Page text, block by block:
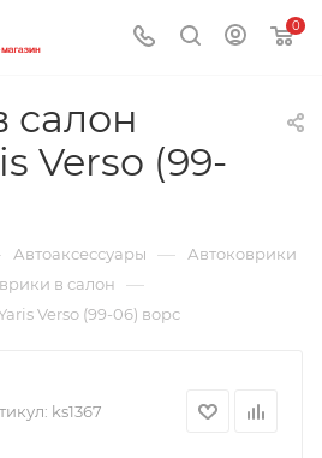
0
салон
Verso (99-
Автоаксессуары — Автоковрики
в салон —
Verso (99-06) ворс
ks1367